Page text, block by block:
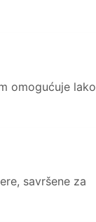
omogućuje lako
savršene za